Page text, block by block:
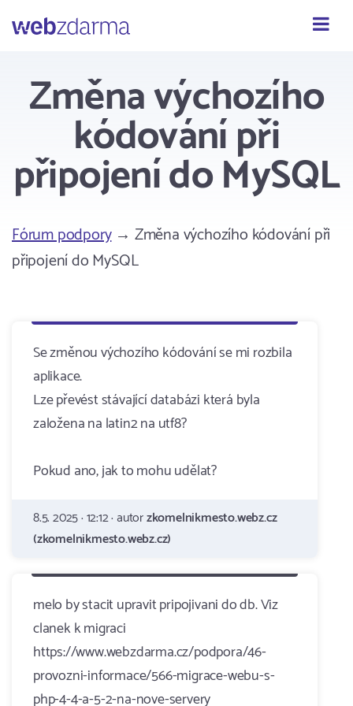
Webzdarma
Změna výchozího
kódování při
připojení do MySQL
Fórum podpory→ Změna výchozího kódování při
připojení do MySQL
Se změnou výchozího kódování se mi rozbila
aplikace.
Lze převést stávající databázi která byla
založena na latin2 na utf8?
Pokud ano, jak to mohu udělat?
8.5. 2025 · 12:12 · autorzkomelnikmesto.webz.cz
(zkomelnikmesto.webz.cz)
melo by stacit upravit pripojivani do db. Viz
clanek k migraci
https://www.webzdarma.cz/podpora/46-
provozni-informace/566-migrace-webu-s-
php-4-4-a-5-2-na-nove-servery